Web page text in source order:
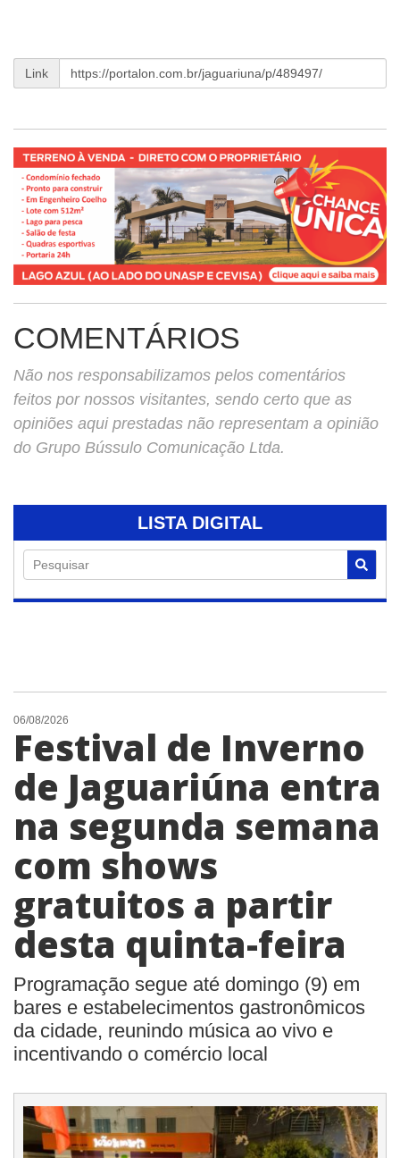
Link
COMENTÁRIOS
Não nos responsabilizamos pelos comentários
feitos por nossos visitantes, sendo certo que as
opiniões aqui prestadas não representam a opinião
do Grupo Bússulo Comunicação Ltda.
LISTA DIGITAL
Pesquisar
06/08/2026
Festival de Inverno
de Jaguariúna entra
na segunda semana
com shows
gratuitos a partir
desta quinta-feira
Programação segue até domingo (9) em
bares e estabelecimentos gastronômicos
da cidade, reunindo música ao vivo e
incentivando o comércio local